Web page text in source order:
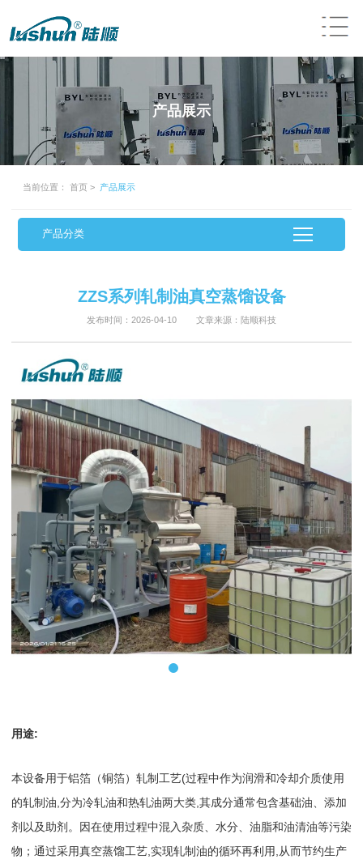
产品展示
当前位置： 首页 > 产品展示
产品分类
ZZS系列轧制油真空蒸馏设备
发布时间：2026-04-10 文章来源：陆顺科技
用途:
本设备用于铝箔（铜箔）轧制工艺(过程中作为润滑和冷却介质使用
的轧制油,分为冷轧油和热轧油两大类,其成分通常包含基础油、添加
剂以及助剂。因在使用过程中混入杂质、水分、油脂和油清油等污染
物；通过采用真空蒸馏工艺,实现轧制油的循环再利用,从而节约生产